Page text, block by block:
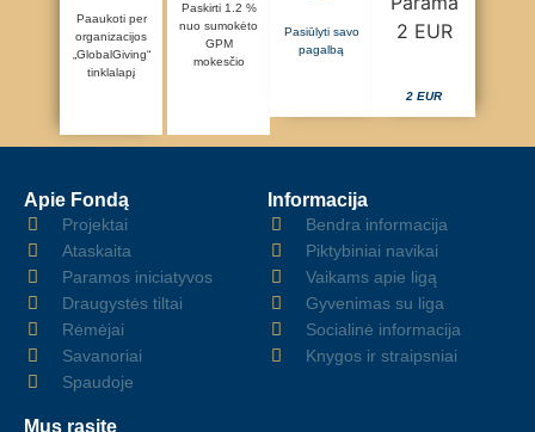
Paaukoti per
organizacijos
„GlobalGiving“
tinklalapį
Paskirti 1.2 %
nuo sumokėto
GPM
mokesčio
Pasiūlyti savo
pagalbą
2 EUR
Apie Fondą
Projektai
Ataskaita
Paramos iniciatyvos
Draugystės tiltai
Rėmėjai
Savanoriai
Spaudoje
Informacija
Bendra informacija
Piktybiniai navikai
Vaikams apie ligą
Gyvenimas su liga
Socialinė informacija
Knygos ir straipsniai
Mus rasite